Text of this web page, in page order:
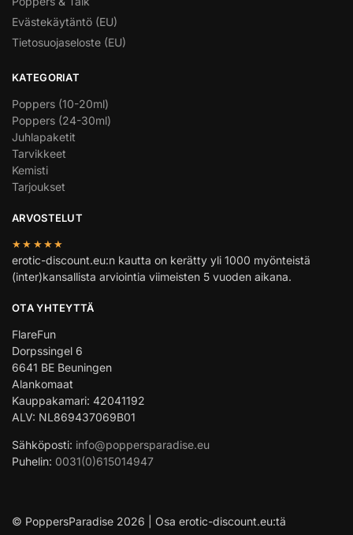
Evästekäytäntö (EU)
Tietosuojaseloste (EU)
KATEGORIAT
Poppers (10-20ml)
Poppers (24-30ml)
Juhlapaketit
Tarvikkeet
Kemisti
Tarjoukset
ARVOSTELUT
★★★★★
erotic-discount.eu:n kautta on kerätty yli 1000 myönteistä
(inter)kansallista arviointia viimeisten 5 vuoden aikana.
OTA YHTEYTTÄ
FlareFun
Dorpssingel 6
6641 BE Beuningen
Alankomaat
Kauppakamari: 42041192
ALV: NL869437069B01
Sähköposti: info@poppersparadise.eu
Puhelin: 0031(0)615014947
© PoppersParadise 2026 | Osa erotic-discount.eu:tä